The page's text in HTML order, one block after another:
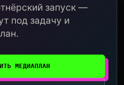
запуск —
под задачу и
МЕДИАПЛАН